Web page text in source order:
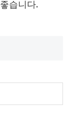
습니다.